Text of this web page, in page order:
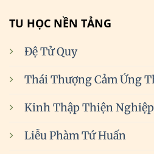
TU HỌC NỀN TẢNG
Đệ Tử Quy
Thái Thượng Cảm Ứng
Kinh Thập Thiện
Liễu Phàm Tứ Huấn